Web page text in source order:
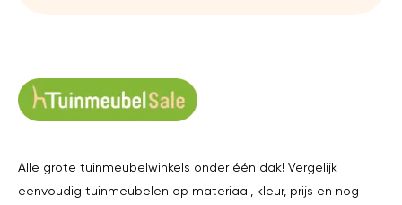
Alle grote tuinmeubelwinkels onder één dak! Vergelijk
eenvoudig tuinmeubelen op materiaal, kleur, prijs en nog